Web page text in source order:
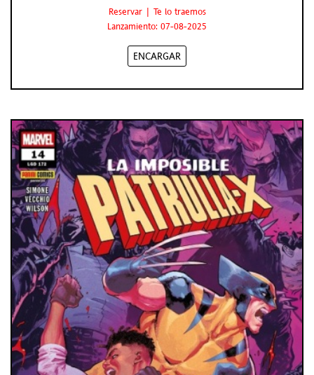
Reservar | Te lo traemos
Lanzamiento: 07-08-2025
ENCARGAR